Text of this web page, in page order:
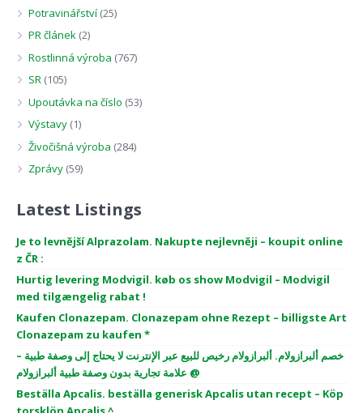
Potravinářství (25)
PR článek (2)
Rostlinná výroba (767)
SR (105)
Upoutávka na číslo (53)
Výstavy (1)
Živočišná výroba (284)
Zprávy (59)
Latest Listings
Je to levnější Alprazolam. Nakupte nejlevněji – koupit online
z ČR :
Hurtig levering Modvigil. køb os show Modvigil – Modvigil
med tilgængelig rabat !
Kaufen Clonazepam. Clonazepam ohne Rezept – billigste Art
Clonazepam zu kaufen *
خصم ألبرازولام. ألبرازولام رخيص للبيع عبر الإنترنت لا يحتاج إلى وصفة طبية –
علامة تجارية بدون وصفة طبية ألبرازولام @
Beställa Apcalis. beställa generisk Apcalis utan recept – Köp